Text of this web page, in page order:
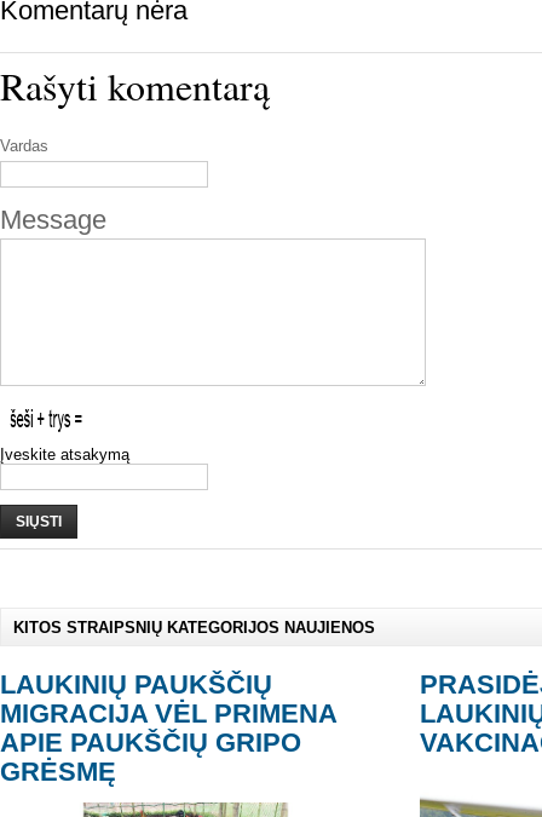
Komentarų nėra
Rašyti komentarą
Vardas
Message
Įveskite atsakymą
SIŲSTI
KITOS STRAIPSNIŲ KATEGORIJOS NAUJIENOS
LAUKINIŲ PAUKŠČIŲ
MIGRACIJA VĖL PRIMENA
APIE PAUKŠČIŲ GRIPO
GRĖSMĘ